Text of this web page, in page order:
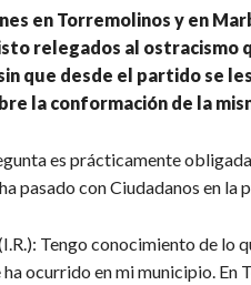
en Torremolinos y en
relegados al ostracismo
que desde el partido se
la conformación de la
es prácticamente
pasado con Ciudadanos en la
Tengo conocimiento de lo
ocurrido en mi municipio. En